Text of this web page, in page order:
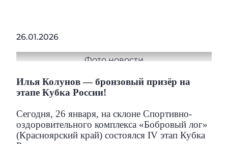
26.01.2026
Илья Колунов — бронзовый призёр на
этапе Кубка России!
Сегодня, 26 января, на склоне Спортивно-
оздоровительного комплекса «Бобровый лог»
(Красноярский край) состоялся IV этап Кубка